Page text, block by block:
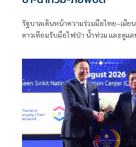
รัฐบาลเดินหน้าความร่วมมือไทย–เมียน
ดาวเทียมรับมือไฟป่า น้ำท่วม และดูแ